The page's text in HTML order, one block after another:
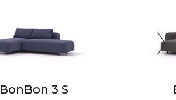
BonBon 3 S